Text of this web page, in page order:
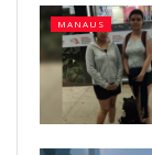
MANAUS